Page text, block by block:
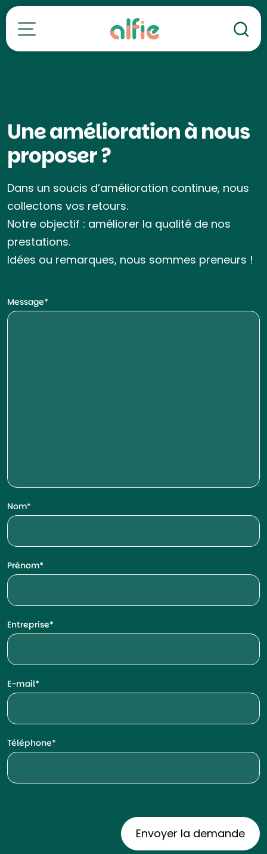
Toutes nos formations
Une amélioration à nous
proposer ?
Dans un soucis d’amélioration continue, nous
collectons vos retours.
Notre objectif : améliorer la qualité de nos
prestations.
Idées ou remarques, nous sommes preneurs !
Message
Nom
Prénom
Entreprise
E-mail
Téléphone